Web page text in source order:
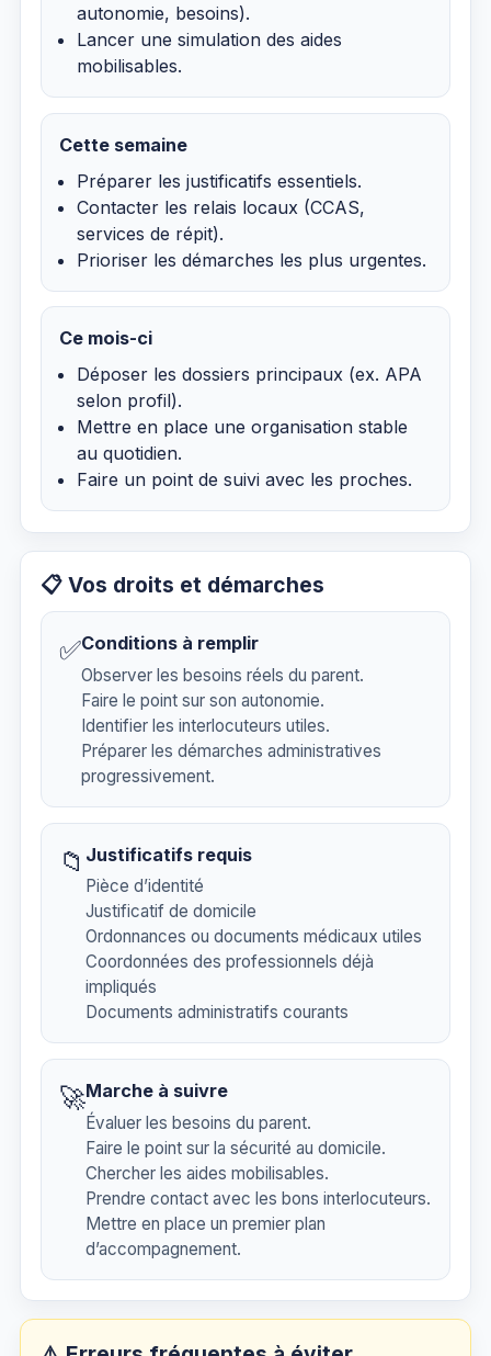
autonomie, besoins).
Lancer une simulation des aides
mobilisables.
Cette semaine
Préparer les justificatifs essentiels.
Contacter les relais locaux (CCAS,
services de répit).
Prioriser les démarches les plus urgentes.
Ce mois-ci
Déposer les dossiers principaux (ex. APA
selon profil).
Mettre en place une organisation stable
au quotidien.
Faire un point de suivi avec les proches.
📋 Vos droits et démarches
✅Conditions à remplir
Observer les besoins réels du parent.
Faire le point sur son autonomie.
Identifier les interlocuteurs utiles.
Préparer les démarches administratives
progressivement.
📁 Justificatifs requis
Pièce d’identité
Justificatif de domicile
Ordonnances ou documents médicaux utiles
Coordonnées des professionnels déjà
impliqués
Documents administratifs courants
🚀Marche à suivre
Évaluer les besoins du parent.
Faire le point sur la sécurité au domicile.
Chercher les aides mobilisables.
Prendre contact avec les bons interlocuteurs.
Mettre en place un premier plan
d’accompagnement.